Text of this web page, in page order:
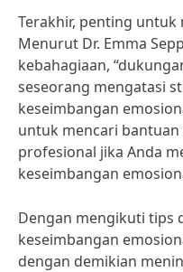
Terakhir, penting untuk
Menurut Dr. Emma
kebahagiaan,
seseorang mengatasi
keseimbangan
untuk mencari
profesional jika Anda
keseimbangan
Dengan mengikuti tips
keseimbangan
dengan demikian